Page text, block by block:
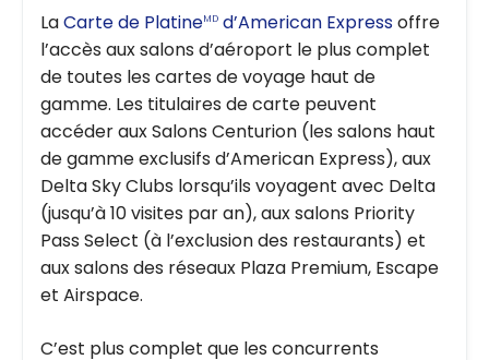
LaCarte de PlatineMD d’American Expressoffre
l’accès aux salons d’aéroport le plus complet
de toutes les cartes de voyage haut de
gamme. Les titulaires de carte peuvent
accéder aux Salons Centurion (les salons haut
de gamme exclusifs d’American Express), aux
Delta Sky Clubs lorsqu’ils voyagent avec Delta
(jusqu’à 10 visites par an), aux salons Priority
Pass Select (à l’exclusion des restaurants) et
aux salons des réseaux Plaza Premium, Escape
et Airspace.
C’est plus complet que les concurrents